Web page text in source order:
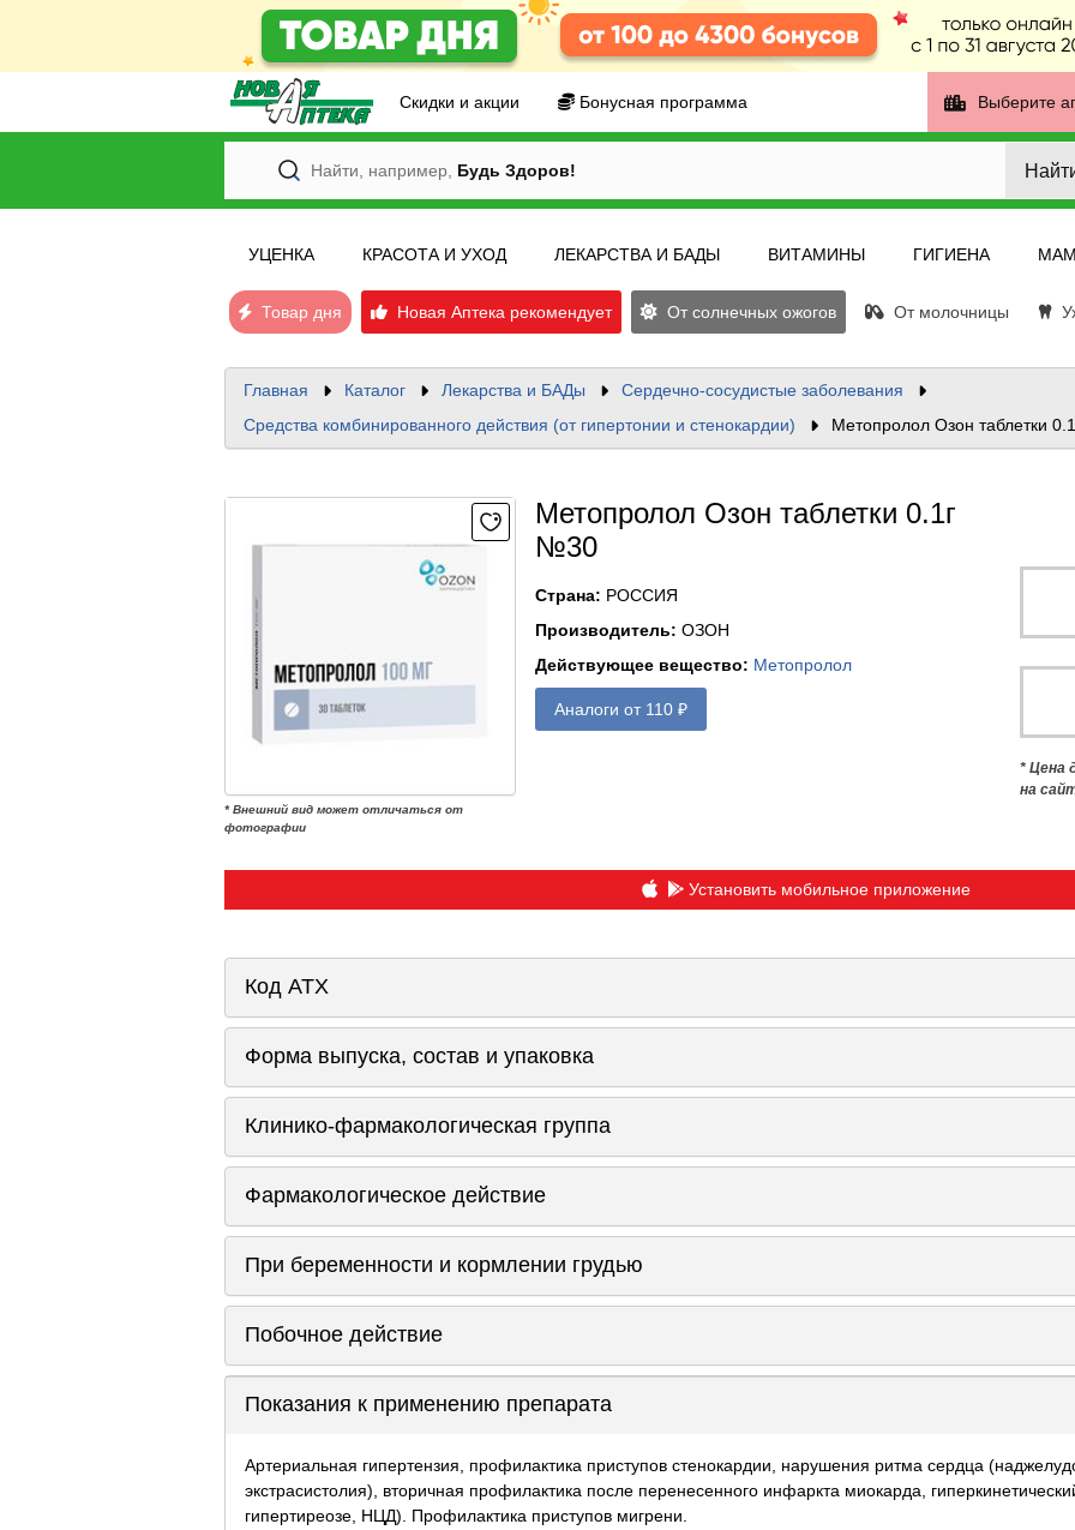
Скидки и акции Бонусная программа Выберите
Найти, например, Будь Здоров!
УЦЕНКА КРАСОТА И УХОД ЛЕКАРСТВА И БАДЫ ВИТАМИНЫ ГИГИЕНА
Товар дня Новая Аптека рекомендует От солнечных ожогов От молочницы
Главная Каталог Лекарства и БАДы
Сердечно-сосудистые заболевания
Средства комбинированного действия (от гипертонии и стенокардии)
Метопролол Озон таблетки
* Внешний вид может отличаться от
фотографии
Метопролол Озон таблетки 0.1г
№30
Страна: РОССИЯ
Производитель: ОЗОН
Действующее вещество: Метопролол
Аналоги от 110 ₽
* Цена
на
Установить мобильное приложение
Код ATX
Форма выпуска, состав и упаковка
Клинико-фармакологическая группа
Фармакологическое действие
При беременности и кормлении грудью
Побочное действие
Показания к применению препарата
Артериальная гипертензия, профилактика приступов стенокардии, нарушения ритма сердца
экстрасистолия), вторичная профилактика после перенесенного инфаркта миокарда,
гипертиреозе, НЦД). Профилактика приступов мигрени.